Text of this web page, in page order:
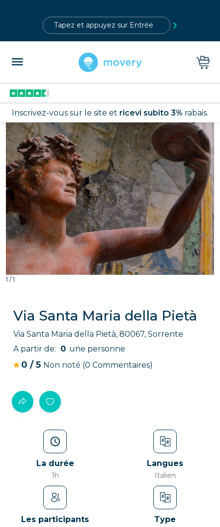
Inscrivez-vous sur le site et ricevi subito 3% rabais.
Cliquez pour agrandir
1 / 1
Via Santa Maria della Pietà
Via Santa Maria della Pietà, 80067, Sorrente
A partir de: 0 une personne
0 /5 Non noté (0 Commentaires)
La durée
1h
Langues
Italien
Les participants Type